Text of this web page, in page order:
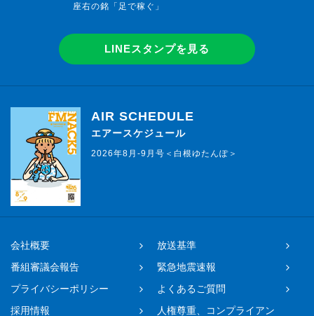
座右の銘「足で稼ぐ」
LINEスタンプを見る
AIR SCHEDULE
エアースケジュール
2026年8月-9月号＜白根ゆたんぽ＞
会社概要
放送基準
番組審議会報告
緊急地震速報
プライバシーポリシー
よくあるご質問
採用情報
人権尊重、コンプライアン